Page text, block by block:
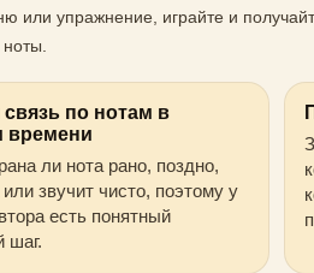
или упражнение, играйте и
по нотам в
времени
ли нота рано, поздно,
звучит чисто, поэтому у
есть понятный
шаг.